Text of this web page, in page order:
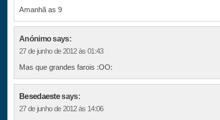
Amanhã as 9
Anónimo says:
27 de junho de 2012 às 01:43
Mas que grandes farois :OO:
Besedaestesays:
27 de junho de 2012 às 14:06